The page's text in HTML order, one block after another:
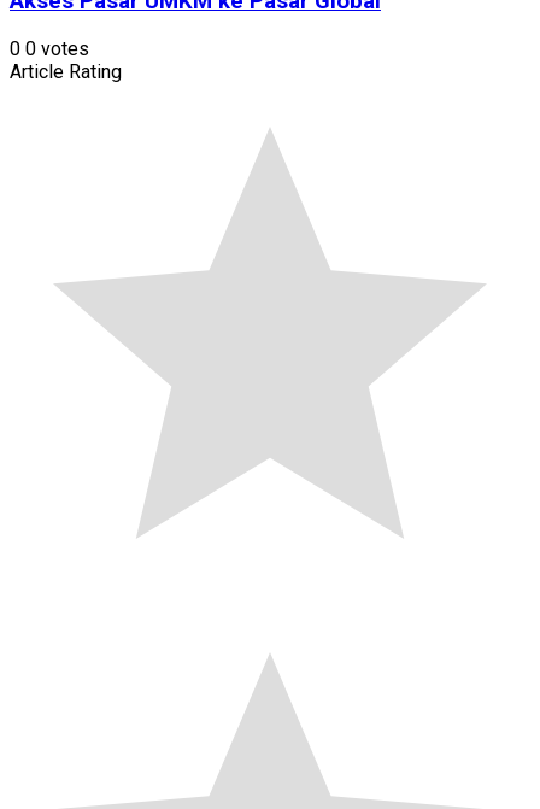
0 0 votes
Article Rating